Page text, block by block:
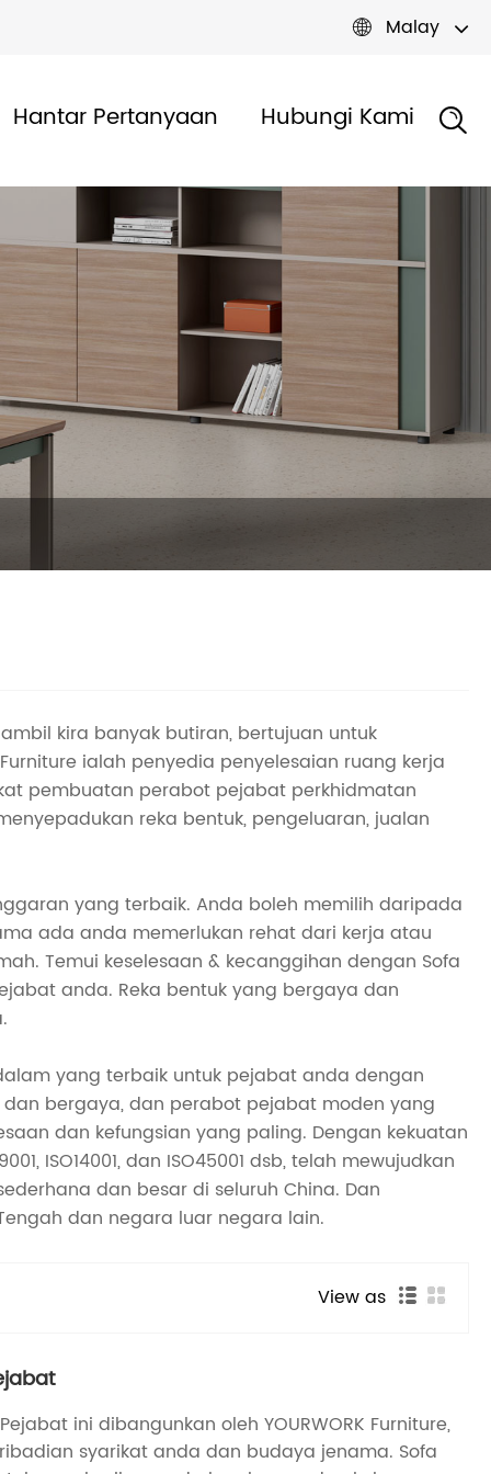
 Malay
Hantar Pertanyaan Hubungi Kami
kira banyak butiran, bertujuan untuk
ialah penyedia penyelesaian ruang kerja
pembuatan perabot pejabat perkhidmatan
reka bentuk, pengeluaran, jualan
yang terbaik. Anda boleh memilih daripada
ada anda memerlukan rehat dari kerja atau
Temui keselesaan & kecanggihan dengan Sofa
anda. Reka bentuk yang bergaya dan
yang terbaik untuk pejabat anda dengan
dan bergaya, dan perabot pejabat moden yang
dan kefungsian yang paling. Dengan kekuatan
ISO14001, dan ISO45001 dsb, telah mewujudkan
dan besar di seluruh China. Dan
dan negara luar negara lain.
View as
ini dibangunkan oleh YOURWORK Furniture,
syarikat anda dan budaya jenama. Sofa